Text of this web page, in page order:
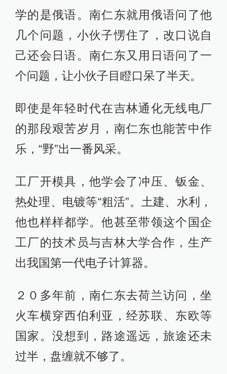
学的是俄语。南仁东就用俄语问了他
几个问题，小伙子愣住了，改口说自
己还会日语。南仁东又用日语问了一
个问题，让小伙子目瞪口呆了半天。
即使是年轻时代在吉林通化无线电厂
的那段艰苦岁月，南仁东也能苦中作
乐，“野”出一番风采。
工厂开模具，他学会了冲压、钣金、
热处理、电镀等“粗活”。土建、水利，
他也样样都学。他甚至带领这个国企
工厂的技术员与吉林大学合作，生产
出我国第一代电子计算器。
２０多年前，南仁东去荷兰访问，坐
火车横穿西伯利亚，经苏联、东欧等
国家。没想到，路途遥远，旅途还未
过半，盘缠就不够了。